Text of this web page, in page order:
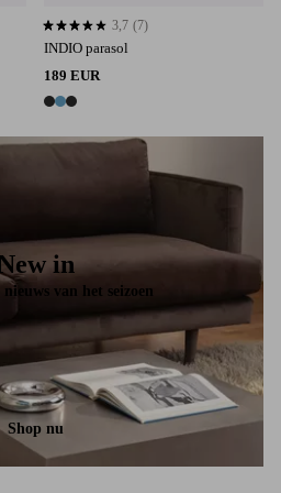
INDIO parasol
189 EUR
3 kleuren
3,7 op basis van 7 beoordelingen
3,7 (7)
in
nieuws van het seizoen
Shop nu